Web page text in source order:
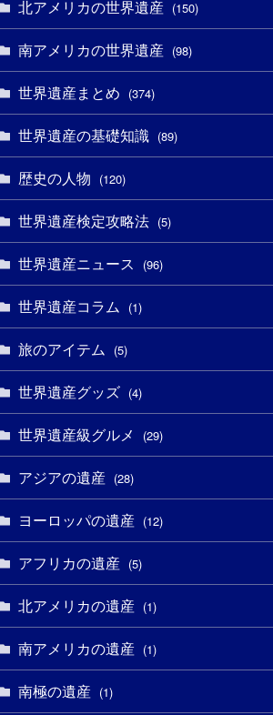
(10)
(10)
(32)
(49)
(5)
(6)
(14)
(18)
(3)
(7)
(1)
(43)
(109)
(4)
(20)
(13)
(3)
(13)
(2)
(5)
(16)
(62)
(32)
(13)
(2)
(2)
(2)
(2)
(1)
(9)
(5)
(2)
(2)
(25)
(6)
(1)
(1)
(1)
(1)
北アメリカの世界遺産 (150)
(31)
(27)
(10)
(5)
(1)
(1)
(7)
(2)
南アメリカの世界遺産 (98)
(4)
(9)
(3)
(8)
(27)
(5)
(19)
(8)
世界遺産まとめ (374)
世界遺産の基礎知識 (89)
歴史の人物 (120)
世界遺産検定攻略法 (5)
世界遺産ニュース (96)
世界遺産コラム (1)
旅のアイテム (5)
世界遺産グッズ (4)
世界遺産級グルメ (29)
アジアの遺産 (28)
(1)
(1)
ヨーロッパの遺産 (12)
(2)
(1)
(1)
アフリカの遺産 (5)
(3)
北アメリカの遺産 (1)
(1)
(1)
南アメリカの遺産 (1)
(1)
南極の遺産 (1)